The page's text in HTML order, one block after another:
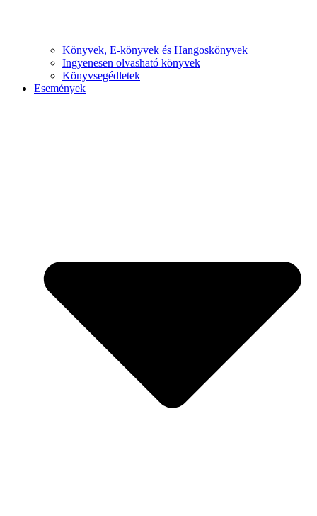
Könyvek, E-könyvek és Hangoskönyvek
Ingyenesen olvasható könyvek
Könyvsegédletek
Események